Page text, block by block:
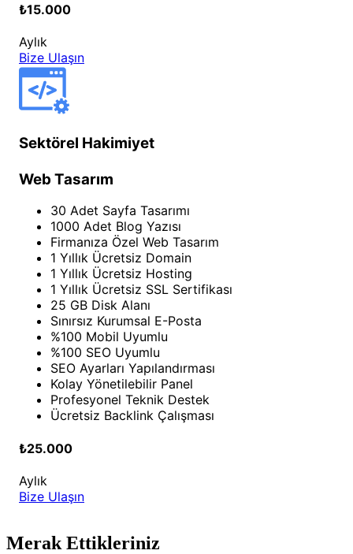
₺15.000
Aylık
Bize Ulaşın
Sektörel Hakimiyet
Web Tasarım
30 Adet Sayfa Tasarımı
1000 Adet Blog Yazısı
Firmanıza Özel Web Tasarım
1 Yıllık Ücretsiz Domain
1 Yıllık Ücretsiz Hosting
1 Yıllık Ücretsiz SSL Sertifikası
25 GB Disk Alanı
Sınırsız Kurumsal E-Posta
%100 Mobil Uyumlu
%100 SEO Uyumlu
SEO Ayarları Yapılandırması
Kolay Yönetilebilir Panel
Profesyonel Teknik Destek
Ücretsiz Backlink Çalışması
₺25.000
Aylık
Bize Ulaşın
Merak Ettikleriniz